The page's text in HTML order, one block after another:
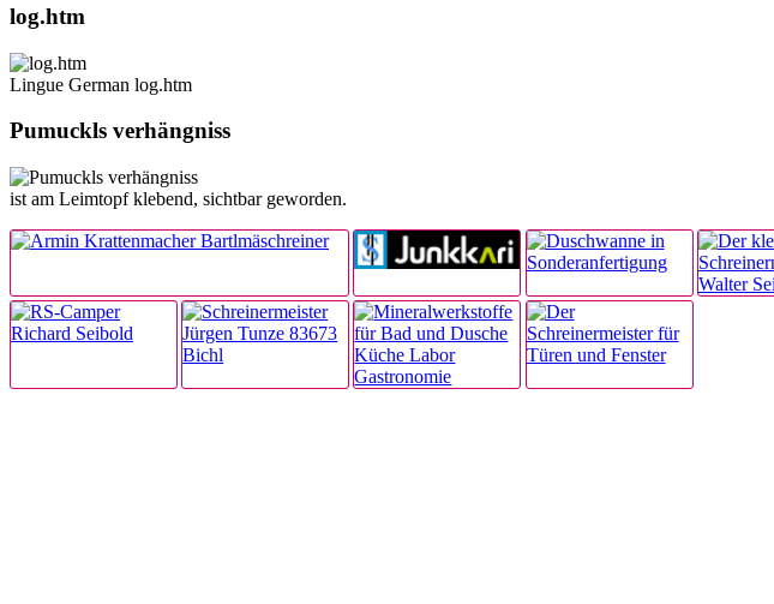
log.htm
Lingue German log.htm
Pumuckls verhängniss
ist am Leimtopf klebend, sichtbar geworden.